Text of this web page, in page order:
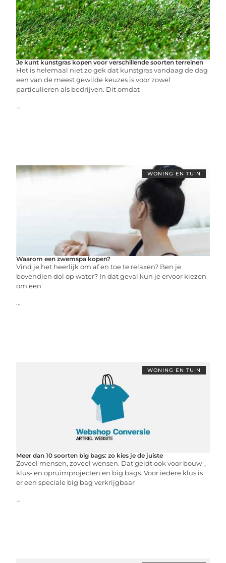
Je kunt kunstgras kopen voor verschillende soorten terreinen
Het is helemaal niet zo gek dat kunstgras vandaag de dag
een van de meest gewilde keuzes is voor zowel
particulieren als bedrijven. Dit omdat
...
WONING EN TUIN
Waarom een zwemspa kopen?
Vind je het heerlijk om af en toe te relaxen? Ben je
bovendien dol op water? In dat geval kun je ervoor kiezen
om een
...
WONING EN TUIN
Meer dan 10 soorten big bags: zo kies je de juiste
Zoveel mensen, zoveel wensen. Dat geldt ook voor bouw-,
klus- en opruimprojecten en big bags. Voor iedere klus is
er een speciale big bag verkrijgbaar
...